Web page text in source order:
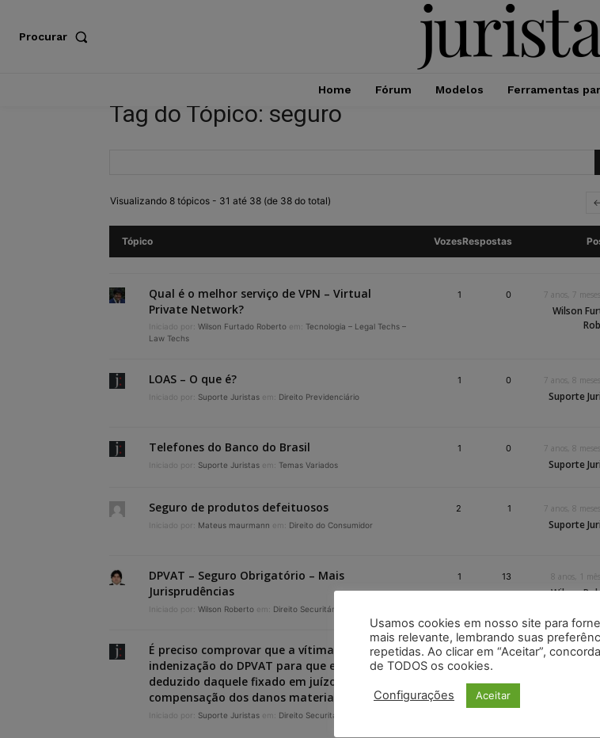
Procurar
Home Fórum Modelos Ferramentas
Tag do Tópico: seguro
Visualizando 8 tópicos - 31 até 38 (de 38 do total) ←
Tópico VozesRespostas
Qual é o melhor serviço de VPN – Virtual
Private Network?
Iniciado por: Wilson Furtado Roberto em: Tecnologia – Legal Techs –
Law Techs
1 0 7 anos, 7
Wilson
LOAS – O que é?
Iniciado por: Suporte Juristas em: Direito Previdenciário
1 0 7 anos, 8
Suporte
Telefones do Banco do Brasil
Iniciado por: Suporte Juristas em: Temas Variados
1 0 7 anos, 8
Suporte
Seguro de produtos defeituosos
Iniciado por: Mateus maurmann em: Direito do Consumidor
2 1 7 anos, 8
Suporte
DPVAT – Seguro Obrigatório – Mais
Jurisprudências
Iniciado por: Wilson Roberto em: Direito Securitário
1 13 8 anos, 1
Wilson
É preciso comprovar que a vítima recebeu
indenização do DPVAT para que esse valor seja
deduzido daquele fixado em juízo pra
compensação dos danos materiais?
Iniciado por: Suporte Juristas em: Direito Securitário
1 0 8 anos, 1
Usamos cookies em nosso site para
mais relevante, lembrando suas
repetidas. Ao clicar em “Aceitar”,
de TODOS os cookies.
Configurações Aceitar